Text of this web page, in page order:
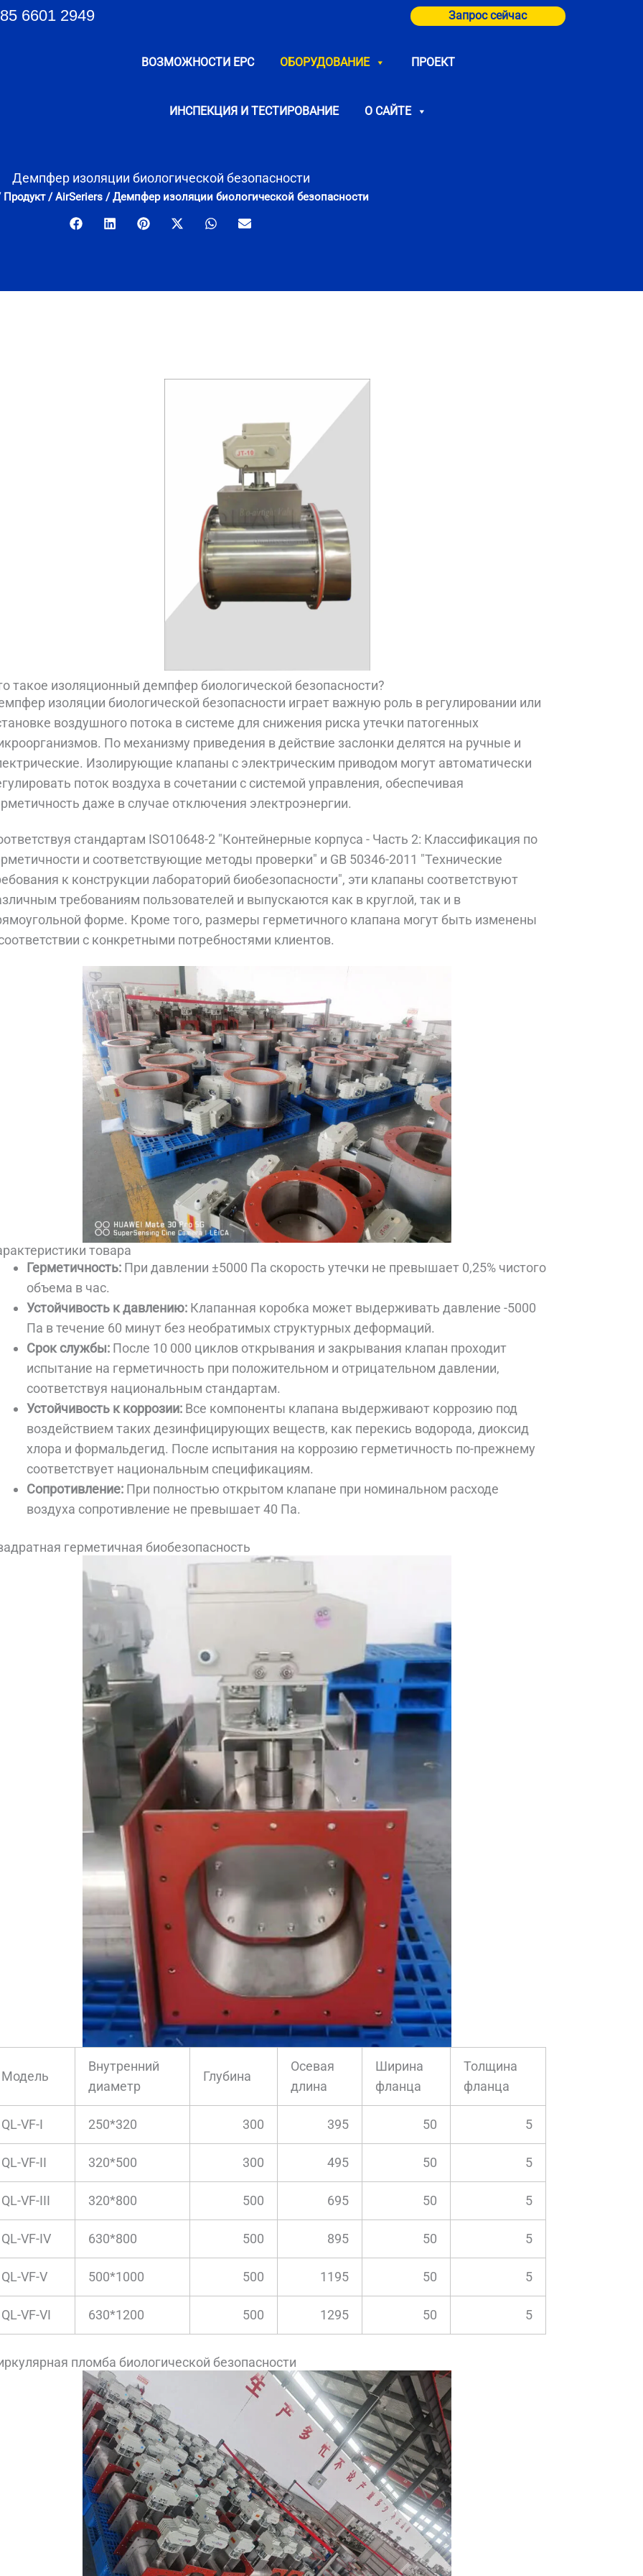
6601 2949 Запрос сейчас
ВОЗМОЖНОСТИ EPC ОБОРУДОВАНИЕ ПРОЕКТ
ИНСПЕКЦИЯ И ТЕСТИРОВАНИЕ О САЙТЕ
Демпфер изоляции биологической безопасности
Продукт/AirSeriers /Демпфер изоляции биологической безопасности
такое изоляционный демпфер биологической безопасности?
изоляции биологической безопасности играет важную роль в регулировании или
воздушного потока в системе для снижения риска утечки патогенных
По механизму приведения в действие заслонки делятся на ручные и
Изолирующие клапаны с электрическим приводом могут автоматически
поток воздуха в сочетании с системой управления, обеспечивая
даже в случае отключения электроэнергии.
стандартам ISO10648-2 "Контейнерные корпуса - Часть 2: Классификация по
и соответствующие методы проверки" и GB 50346-2011 "Технические
к конструкции лабораторий биобезопасности", эти клапаны соответствуют
требованиям пользователей и выпускаются как в круглой, так и в
форме. Кроме того, размеры герметичного клапана могут быть изменены
с конкретными потребностями клиентов.
товара
Герметичность: При давлении ±5000 Па скорость утечки не превышает 0,25% чистого
объема в час.
Устойчивость к давлению: Клапанная коробка может выдерживать давление -5000
Па в течение 60 минут без необратимых структурных деформаций.
Срок службы: После 10 000 циклов открывания и закрывания клапан проходит
испытание на герметичность при положительном и отрицательном давлении,
соответствуя национальным стандартам.
Устойчивость к коррозии: Все компоненты клапана выдерживают коррозию под
воздействием таких дезинфицирующих веществ, как перекись водорода, диоксид
хлора и формальдегид. После испытания на коррозию герметичность по-прежнему
соответствует национальным спецификациям.
Сопротивление: При полностью открытом клапане при номинальном расходе
воздуха сопротивление не превышает 40 Па.
герметичная биобезопасность
Модель
Внутренний
диаметр
Глубина
Осевая
длина
Ширина
фланца
Толщина
фланца
QL-VF-I 250*320 300 395 50 5
QL-VF-II 320*500 300 495 50 5
QL-VF-III 320*800 500 695 50 5
QL-VF-IV 630*800 500 895 50 5
QL-VF-V 500*1000 500 1195 50 5
QL-VF-VI 630*1200 500 1295 50 5
пломба биологической безопасности